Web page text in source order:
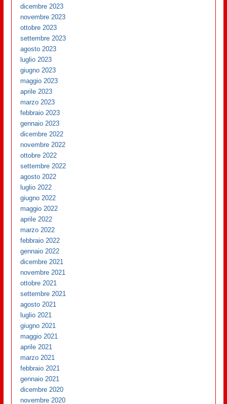
dicembre 2023
novembre 2023
ottobre 2023
settembre 2023
agosto 2023
luglio 2023
giugno 2023
maggio 2023
aprile 2023
marzo 2023
febbraio 2023
gennaio 2023
dicembre 2022
novembre 2022
ottobre 2022
settembre 2022
agosto 2022
luglio 2022
giugno 2022
maggio 2022
aprile 2022
marzo 2022
febbraio 2022
gennaio 2022
dicembre 2021
novembre 2021
ottobre 2021
settembre 2021
agosto 2021
luglio 2021
giugno 2021
maggio 2021
aprile 2021
marzo 2021
febbraio 2021
gennaio 2021
dicembre 2020
novembre 2020